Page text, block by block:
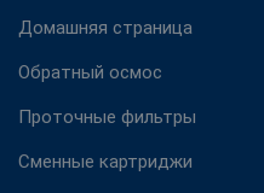
Домашняя страница
Обратный осмос
Проточные фильтры
Сменные картриджи